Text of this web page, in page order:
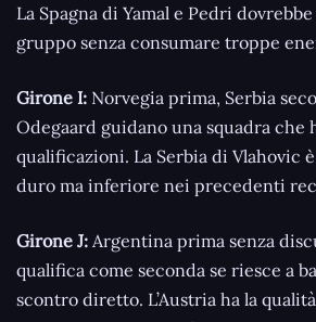
La Spagna di Yamal e Pedri
gruppo senza consumare troppe
Girone I: Norvegia prima, Serbia
Odegaard guidano una squadra che
qualificazioni. La Serbia di Vlahovic è
duro ma inferiore nei precedenti
Girone J: Argentina prima senza
qualifica come seconda se riesce a
scontro diretto. L’Austria ha la